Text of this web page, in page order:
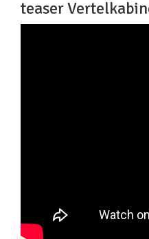
teaser